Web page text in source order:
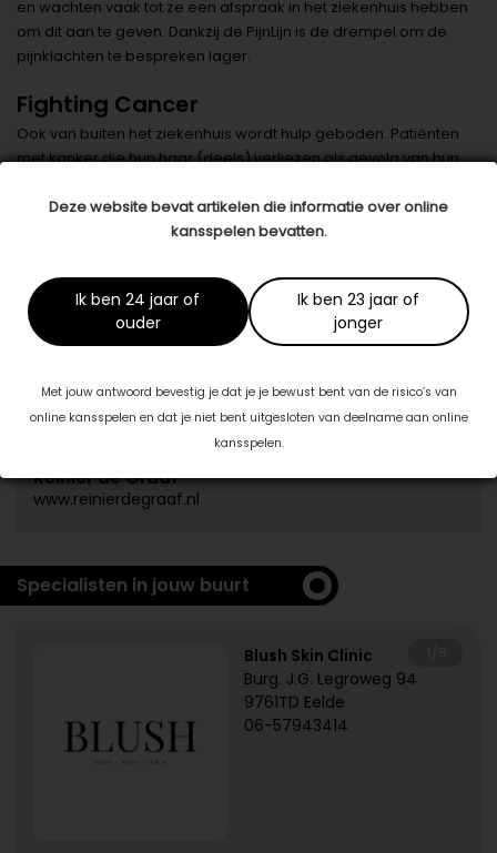
Deze website bevat artikelen die informatie over online
kansspelen bevatten.
Ik ben 24 jaar of
ouder
Ik ben 23 jaar of
jonger
Met jouw antwoord bevestig je dat je je bewust bent van de risico’s van
online kansspelen en dat je niet bent uitgesloten van deelname aan online
kansspelen.
en wachten vaak tot ze een afspraak in het ziekenhuis hebben
om dit aan te geven. Dankzij de PijnLijn is de drempel om de
pijnklachten te bespreken lager.
Fighting Cancer
Ook van buiten het ziekenhuis wordt hulp geboden. Patiënten
met kanker die hun haar (deels) verliezen als gevolg van hun
muts aangeboden. Deze mutsen worden gehaakt door
vrijwilligers die zijn aangesloten bij stichting Fighting Cancer. De
ondanks het haarverlies.
Datum: 15 maart 2018
Dit artikel is tot stand gekomen in samenwerking met:
Reinier de Graaf
www.reinierdegraaf.nl
Specialisten in jouw buurt
Blush Skin Clinic
Burg. J.G. Legroweg 94
9761TD Eelde
06-57943414